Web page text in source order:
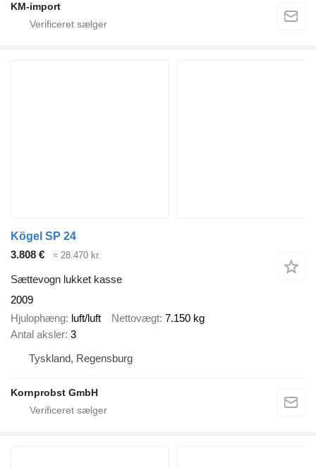
KM-import
Kögel SP 24
3.808 €
≈ 28.470 kr.
Sættevogn lukket kasse
2009
Hjulophæng luft/luft Nettovægt 7.150 kg
Antal aksler 3
Tyskland, Regensburg
Kornprobst GmbH